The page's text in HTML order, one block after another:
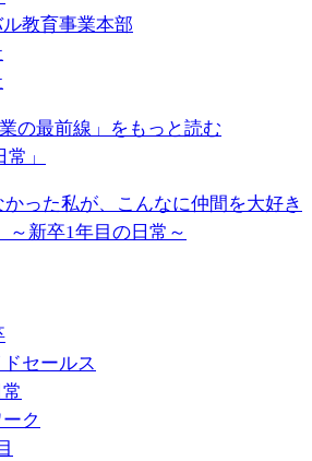
教育事業本部
の最前線」をもっと読む
」
った私が、こんなに仲間を大好き
～新卒1年目の日常～
セールス
ク